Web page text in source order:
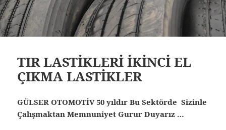
TIR LASTİKLERİ İKİNCİ EL
ÇIKMA LASTİKLER
GÜLSER OTOMOTİV 50 yıldır Bu Sektörde Sizinle
Çalışmaktan Memnuniyet Gurur Duyarız …